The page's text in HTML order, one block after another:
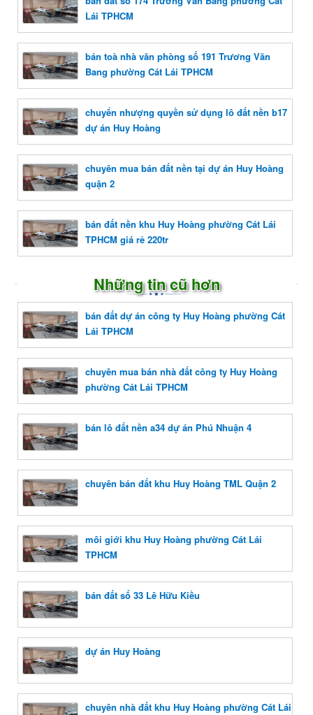
Lái TPHCM
bán toà nhà văn phòng số 191 Trương Văn
Bang phường Cát Lái TPHCM
chuyển nhượng quyền sử dụng lô đất nền b17
dự án Huy Hoàng
chuyên mua bán đất nền tại dự án Huy Hoàng
quận 2
bán đất nền khu Huy Hoàng phường Cát Lái
TPHCM giá rẻ 220tr
Những tin cũ hơn
bán đất dự án công ty Huy Hoàng phường Cát
Lái TPHCM
chuyên mua bán nhà đất công ty Huy Hoàng
phường Cát Lái TPHCM
bán lô đất nền a34 dự án Phú Nhuận 4
chuyên bán đất khu Huy Hoàng TML Quận 2
môi giới khu Huy Hoàng phường Cát Lái
TPHCM
bán đất số 33 Lê Hữu Kiều
dự án Huy Hoàng
chuyên nhà đất khu Huy Hoàng phường Cát Lái